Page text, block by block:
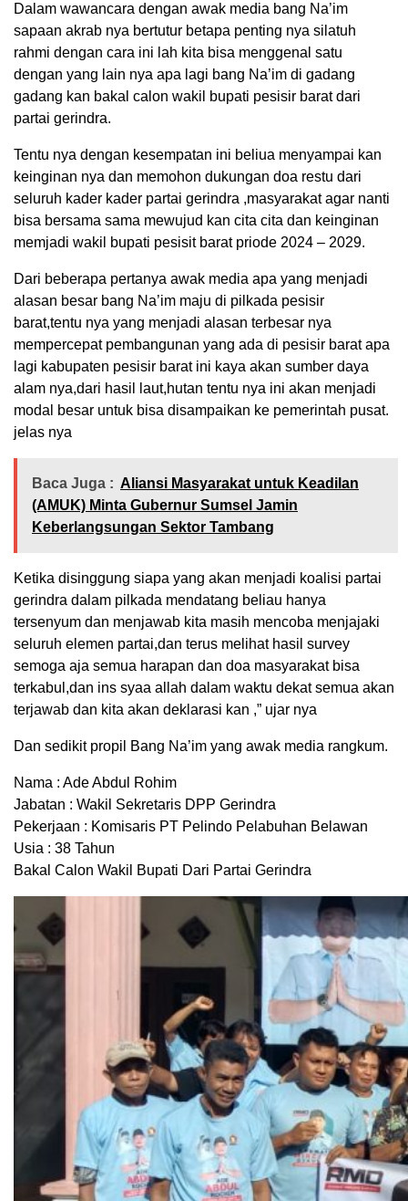
Dalam wawancara dengan awak media bang Na’im
sapaan akrab nya bertutur betapa penting nya silatuh
rahmi dengan cara ini lah kita bisa menggenal satu
dengan yang lain nya apa lagi bang Na’im di gadang
gadang kan bakal calon wakil bupati pesisir barat dari
partai gerindra.
Tentu nya dengan kesempatan ini beliua menyampai kan
keinginan nya dan memohon dukungan doa restu dari
seluruh kader kader partai gerindra ,masyarakat agar nanti
bisa bersama sama mewujud kan cita cita dan keinginan
memjadi wakil bupati pesisit barat priode 2024 – 2029.
Dari beberapa pertanya awak media apa yang menjadi
alasan besar bang Na’im maju di pilkada pesisir
barat,tentu nya yang menjadi alasan terbesar nya
mempercepat pembangunan yang ada di pesisir barat apa
lagi kabupaten pesisir barat ini kaya akan sumber daya
alam nya,dari hasil laut,hutan tentu nya ini akan menjadi
modal besar untuk bisa disampaikan ke pemerintah pusat.
jelas nya
Baca Juga : Aliansi Masyarakat untuk Keadilan
(AMUK) Minta Gubernur Sumsel Jamin
Keberlangsungan Sektor Tambang
Ketika disinggung siapa yang akan menjadi koalisi partai
gerindra dalam pilkada mendatang beliau hanya
tersenyum dan menjawab kita masih mencoba menjajaki
seluruh elemen partai,dan terus melihat hasil survey
semoga aja semua harapan dan doa masyarakat bisa
terkabul,dan ins syaa allah dalam waktu dekat semua akan
terjawab dan kita akan deklarasi kan ,” ujar nya
Dan sedikit propil Bang Na’im yang awak media rangkum.
Nama : Ade Abdul Rohim
Jabatan : Wakil Sekretaris DPP Gerindra
Pekerjaan : Komisaris PT Pelindo Pelabuhan Belawan
Usia : 38 Tahun
Bakal Calon Wakil Bupati Dari Partai Gerindra